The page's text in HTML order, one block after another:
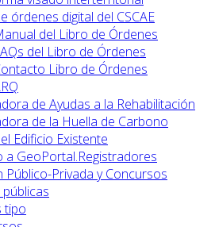
órdenes digital del CSCAE
del Libro de Órdenes
del Libro de Órdenes
Libro de Órdenes
de Ayudas a la Rehabilitación
de la Huella de Carbono
Edificio Existente
a GeoPortal.Registradores
Público-Privada y Concursos
tipo